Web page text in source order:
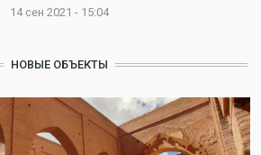
14 сен 2021 - 15:04
НОВЫЕ ОБЪЕКТЫ